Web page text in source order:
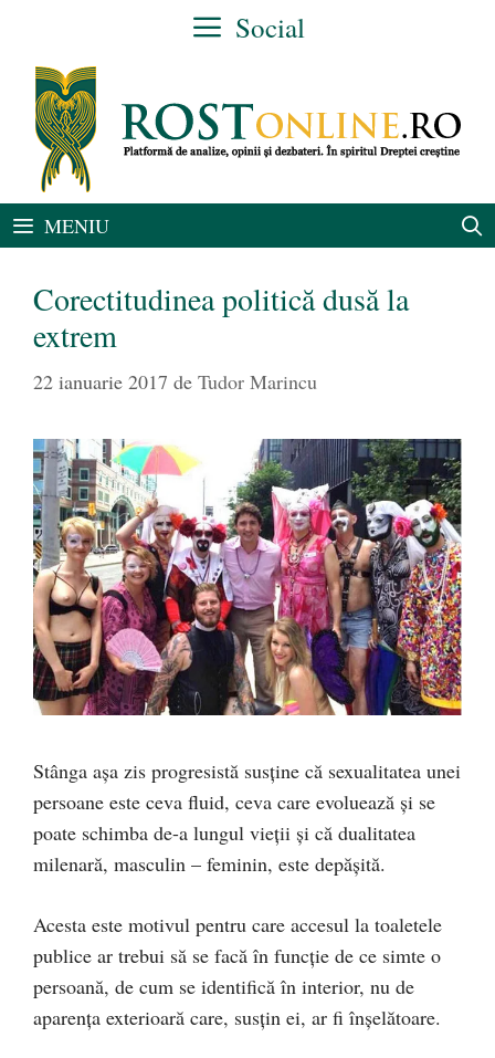
conținut
Social
MENIU
Corectitudinea politică dusă la
extrem
22 ianuarie 2017 de Tudor Marincu
Stânga așa zis progresistă susține că sexualitatea unei
persoane este ceva fluid, ceva care evoluează și se
poate schimba de-a lungul vieții și că dualitatea
milenară, masculin – feminin, este depășită.
Acesta este motivul pentru care accesul la toaletele
publice ar trebui să se facă în funcție de ce simte o
persoană, de cum se identifică în interior, nu de
aparența exterioară care, susțin ei, ar fi înșelătoare.